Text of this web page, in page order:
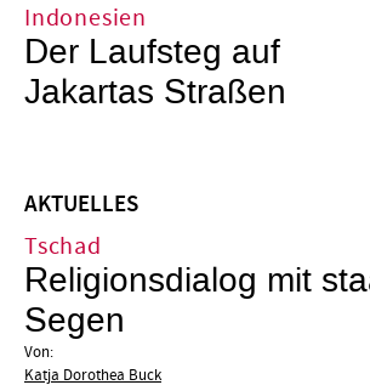
Indonesien
Der Laufsteg auf
Jakartas Straßen
AKTUELLES
Tschad
Religionsdialog mit
Segen
Von:
Katja Dorothea Buck